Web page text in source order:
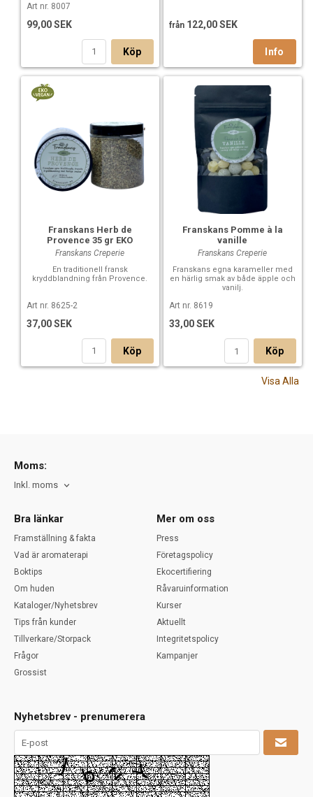
Art nr. 8007
99,00 SEK
Köp
från 122,00 SEK
Franskans Herb de
Provence 35 gr EKO
Franskans Creperie
En traditionell fransk
kryddblandning från Provence.
Art nr. 8625-2
37,00 SEK
Köp
Franskans Pomme à la
vanille
Franskans Creperie
Franskans egna karameller med
en härlig smak av både äpple och
vanilj.
Art nr. 8619
33,00 SEK
Köp
Visa Alla
Moms:
Inkl. moms
Bra länkar
Framställning & fakta
Vad är aromaterapi
Boktips
Om huden
Kataloger/Nyhetsbrev
Tips från kunder
Tillverkare/Storpack
Frågor
Grossist
Mer om oss
Press
Företagspolicy
Ekocertifiering
Råvaruinformation
Kurser
Aktuellt
Integritetspolicy
Kampanjer
Nyhetsbrev - prenumerera